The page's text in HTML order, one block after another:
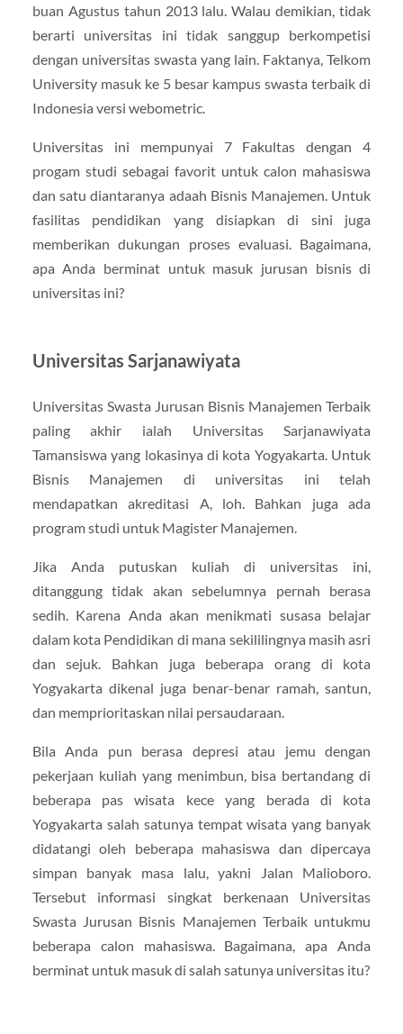
buan Agustus tahun 2013 lalu. Walau demikian, tidak
berarti universitas ini tidak sanggup berkompetisi
dengan universitas swasta yang lain. Faktanya, Telkom
University masuk ke 5 besar kampus swasta terbaik di
Indonesia versi webometric.
Universitas ini mempunyai 7 Fakultas dengan 4
progam studi sebagai favorit untuk calon mahasiswa
dan satu diantaranya adaah Bisnis Manajemen. Untuk
fasilitas pendidikan yang disiapkan di sini juga
memberikan dukungan proses evaluasi. Bagaimana,
apa Anda berminat untuk masuk jurusan bisnis di
universitas ini?
Universitas Sarjanawiyata
Universitas Swasta Jurusan Bisnis Manajemen Terbaik
paling akhir ialah Universitas Sarjanawiyata
Tamansiswa yang lokasinya di kota Yogyakarta. Untuk
Bisnis Manajemen di universitas ini telah
mendapatkan akreditasi A, loh. Bahkan juga ada
program studi untuk Magister Manajemen.
Jika Anda putuskan kuliah di universitas ini,
ditanggung tidak akan sebelumnya pernah berasa
sedih. Karena Anda akan menikmati susasa belajar
dalam kota Pendidikan di mana sekililingnya masih asri
dan sejuk. Bahkan juga beberapa orang di kota
Yogyakarta dikenal juga benar-benar ramah, santun,
dan memprioritaskan nilai persaudaraan.
Bila Anda pun berasa depresi atau jemu dengan
pekerjaan kuliah yang menimbun, bisa bertandang di
beberapa pas wisata kece yang berada di kota
Yogyakarta salah satunya tempat wisata yang banyak
didatangi oleh beberapa mahasiswa dan dipercaya
simpan banyak masa lalu, yakni Jalan Malioboro.
Tersebut informasi singkat berkenaan Universitas
Swasta Jurusan Bisnis Manajemen Terbaik untukmu
beberapa calon mahasiswa. Bagaimana, apa Anda
berminat untuk masuk di salah satunya universitas itu?